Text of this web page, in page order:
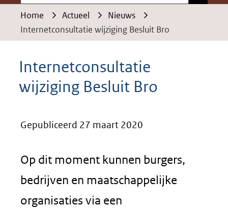
Home Actueel
Nieuws
Internetconsultatie wijziging Besluit Bro
Internetconsultatie
wijziging Besluit Bro
Gepubliceerd 27 maart 2020
Op dit moment kunnen burgers,
bedrijven en maatschappelijke
organisaties via een